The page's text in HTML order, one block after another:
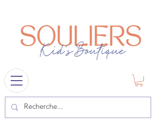
souliers 1841@gmail.com